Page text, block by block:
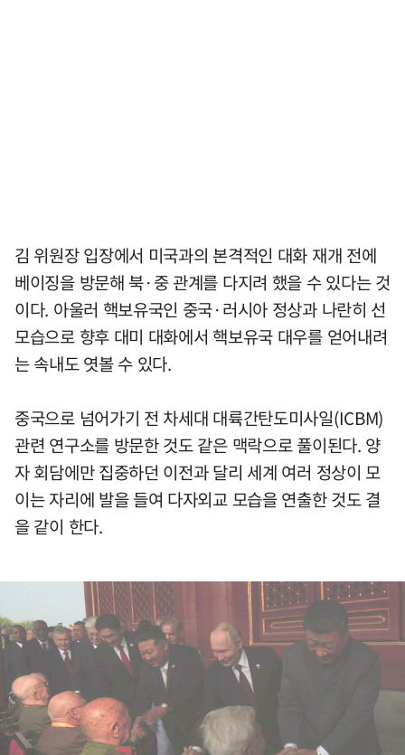
김 위원장 입장에서 미국과의 본격적인 대화 재개 전에
베이징을 방문해 북·중 관계를 다지려 했을 수 있다는 것
이다. 아울러 핵보유국인 중국·러시아 정상과 나란히 선
모습으로 향후 대미 대화에서 핵보유국 대우를 얻어내려
는 속내도 엿볼 수 있다.
중국으로 넘어가기 전 차세대 대륙간탄도미사일(ICBM)
관련 연구소를 방문한 것도 같은 맥락으로 풀이된다. 양
자 회담에만 집중하던 이전과 달리 세계 여러 정상이 모
이는 자리에 발을 들여 다자외교 모습을 연출한 것도 결
을 같이 한다.